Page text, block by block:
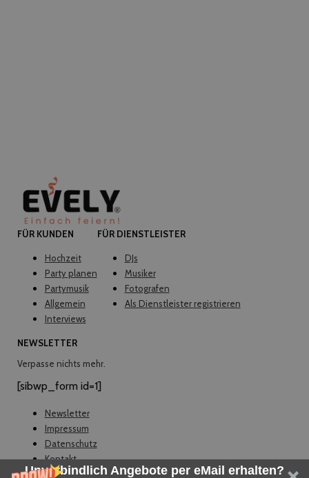
Unverbindlich Angebote per eMail erhalten?
FÜR KUNDEN
Hochzeit
Party planen
Partymusik
Allgemein
Interviews
FÜR DIENSTLEISTER
DJs
Musiker
Fotografen
Als Dienstleister registrieren
NEWSLETTER
Verpasse nichts mehr.
[sibwp_form id=1]
Newsletter
Impressum
Datenschutz
Kontakt